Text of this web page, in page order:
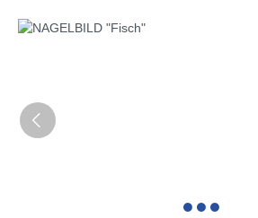
Bildergalerie überspringen